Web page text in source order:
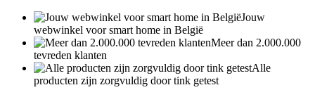
Jouw
webwinkel voor smart home in België
Meer dan 2.000.000
tevreden klanten
Alle
producten zijn zorgvuldig door tink getest